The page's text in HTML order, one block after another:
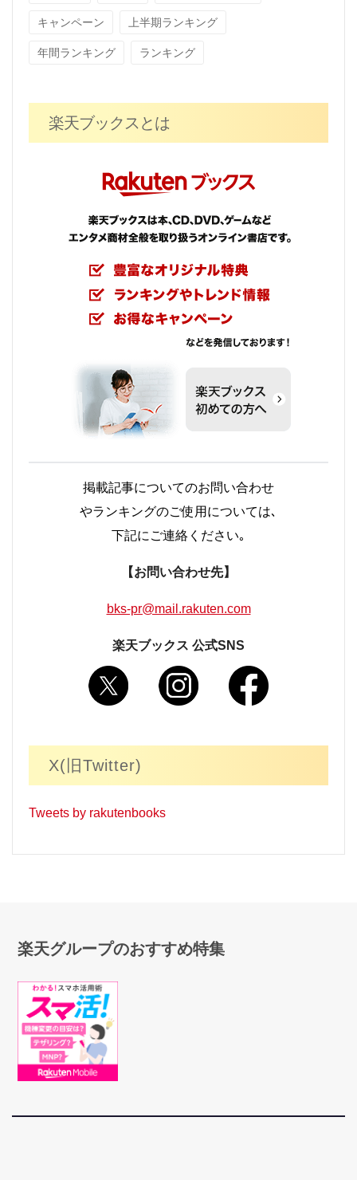
キャンペーン 上半期ランキング
年間ランキング ランキング
楽天ブックスとは
掲載記事についてのお問い合わせ
やランキングのご使用については､
下記にご連絡ください｡
【お問い合わせ先】
bks-pr@mail.rakuten.com
楽天ブックス 公式SNS
X(旧Twitter)
Tweets by rakutenbooks
楽天グループのおすすめ特集